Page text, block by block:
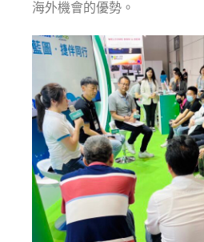
海外機會的優勢。